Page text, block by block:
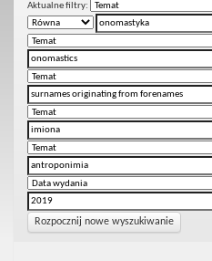
Aktualne filtry:
Rozpocznij nowe wyszukiwanie